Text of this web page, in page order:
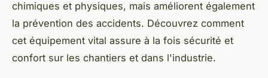
chimiques et physiques, mais améliorent également
la prévention des accidents. Découvrez comment
cet équipement vital assure à la fois sécurité et
confort sur les chantiers et dans l'industrie.